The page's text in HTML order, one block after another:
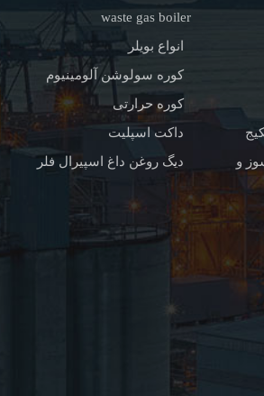
waste gas boiler
انواع بویلر
کوره سولوشن آلومینیوم
کوره حرارتی
داکت اسپلیت
و
دیگ روغن داغ اسپیرال فلر